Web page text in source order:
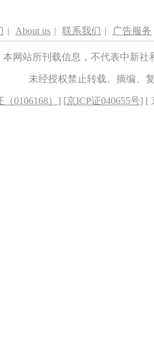
| About us | 联系我们 | 广告服务
本网站所刊载信息，不代表中新
未经授权禁止转载、摘编、
0106168） ] [京ICP证040655号] [